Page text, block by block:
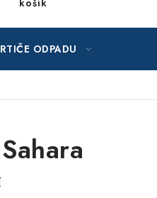
košík
ODPADU